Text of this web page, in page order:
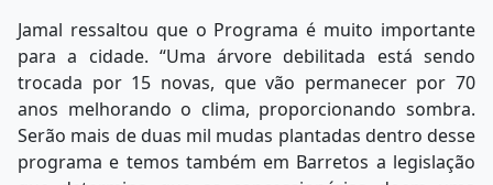
Jamal ressaltou que o Programa é muito importante
para a cidade. “Uma árvore debilitada está sendo
trocada por 15 novas, que vão permanecer por 70
anos melhorando o clima, proporcionando sombra.
Serão mais de duas mil mudas plantadas dentro desse
programa e temos também em Barretos a legislação